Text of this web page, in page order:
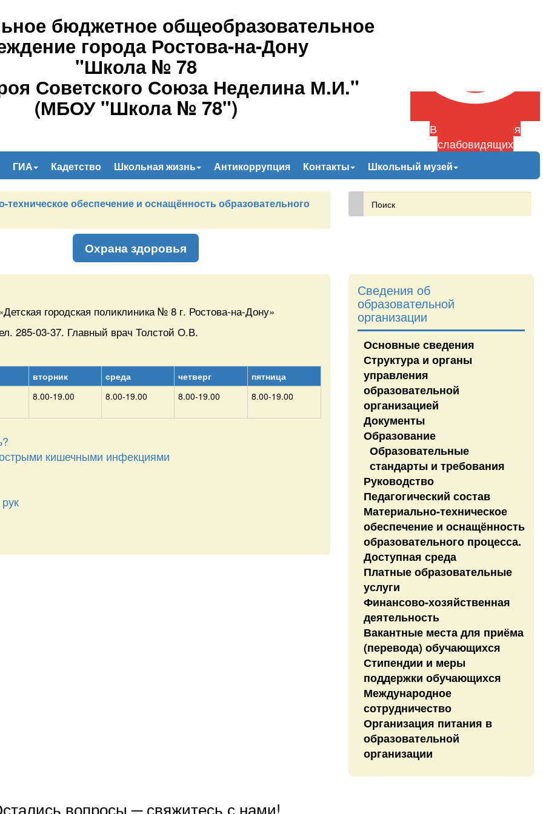
бюджетное общеобразовательное
города Ростова-на-Дону
"Школа № 78
Советского Союза Неделина М.И."
(МБОУ "Школа № 78")
Версия сайта для
слабовидящих
ГИА Кадетство Школьная жизнь Антикоррупция Контакты Школьный музей
техническое обеспечение и оснащённость образовательного
Охрана здоровья
городская поликлиника № 8 г. Ростова-на-Дону»
285-03-37. Главный врач Толстой О.В.
вторник среда четверг
пятница
8.00-19.00
8.00-19.00 8.00-19.00 8.00-19.00
кишечными инфекциями
Сведения об
образовательной
организации
Основные сведения
Структура и органы
управления
образовательной
организацией
Документы
Образование
Образовательные
стандарты и требования
Руководство
Педагогический состав
Материально-техническое
обеспечение и оснащённость
образовательного процесса.
Доступная среда
Платные образовательные
услуги
Финансово-хозяйственная
деятельность
Вакантные места для приёма
(перевода) обучающихся
Стипендии и меры
поддержки обучающихся
Международное
сотрудничество
Организация питания в
образовательной
организации
вопросы ─ свяжитесь с нами!